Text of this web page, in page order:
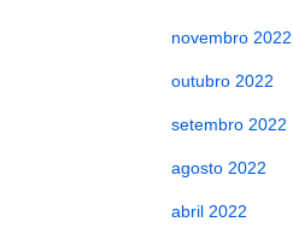
novembro 2022
outubro 2022
setembro 2022
agosto 2022
abril 2022